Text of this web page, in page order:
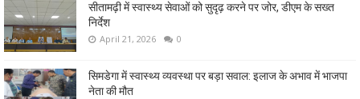
सीतामढ़ी में स्वास्थ्य सेवाओं को सुदृढ़ करने पर जोर, डीएम के सख्त
निर्देश
April 21, 2026 0
सिमडेगा में स्वास्थ्य व्यवस्था पर बड़ा सवाल: इलाज के अभाव में भाजपा
नेता की मौत